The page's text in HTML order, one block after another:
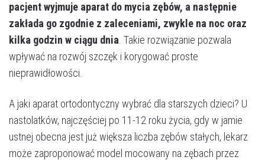
pacjent wyjmuje aparat do mycia zębów, a następnie
zakłada go zgodnie z zaleceniami, zwykle na noc oraz
kilka godzin w ciągu dnia . Takie rozwiązanie pozwala
wpływać na rozwój szczęk i korygować proste
nieprawidłowości.
A jaki aparat ortodontyczny wybrać dla starszych dzieci? U
nastolatków, najczęściej po 11-12 roku życia, gdy w jamie
ustnej obecna jest już większa liczba zębów stałych, lekarz
może zaproponować model mocowany na zębach przez